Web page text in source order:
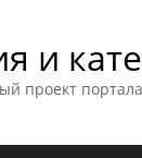
и
проект